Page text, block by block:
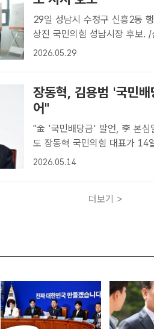
29일 성남시 수정구 신흥2동
상진 국민의힘 성남시장 후보.
기자] 신상진 국민의힘 성남시
2026.05.29
장동혁, 김용범 '국민
어"
"金 '국민배당금' 발언, 李 본심
도 장동혁 국민의힘 대표가 14일 김용범 청와대 정책실장의 '국민배당금'
발언을 겨냥해 "이재명 대통령
2026.05.14
더보기 >